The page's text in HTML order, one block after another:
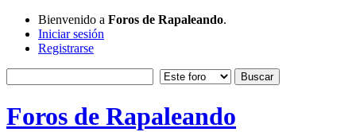
Bienvenido a Foros de Rapaleando.
Iniciar sesión
Registrarse
Foros de Rapaleando